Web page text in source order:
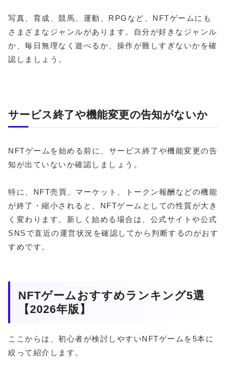
写真、育成、競馬、運動、RPGなど、NFTゲームにも
さまざまなジャンルがあります。自分が好きなジャンル
か、毎日無理なく遊べるか、操作が難しすぎないかを確
認しましょう。
サービス終了や機能変更の告知がないか
NFTゲームを始める前に、サービス終了や機能変更の告
知が出ていないか確認しましょう。
特に、NFT売買、マーケット、トークン報酬などの機能
が終了・縮小されると、NFTゲームとしての性質が大き
く変わります。新しく始める場合は、公式サイトや公式
SNSで直近の運営状況を確認してから判断するのがおす
すめです。
NFTゲームおすすめランキング5選
【2026年版】
ここからは、初心者が検討しやすいNFTゲームを5本に
絞って紹介します。